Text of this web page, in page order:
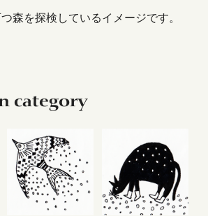
森を探検しているイメージです。
category